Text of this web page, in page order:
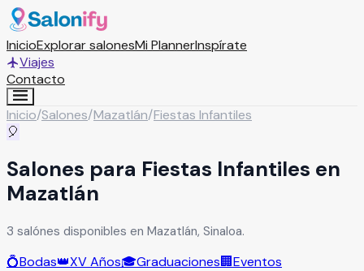
InicioExplorar salonesMi PlannerInspírate
Viajes
Contacto
Inicio/Salones/Mazatlán/Fiestas Infantiles
🎈
Salones para Fiestas Infantiles en
Mazatlán
3 salónes disponibles en Mazatlán, Sinaloa.
💍Bodas👑XV Años🎓Graduaciones🏢Eventos